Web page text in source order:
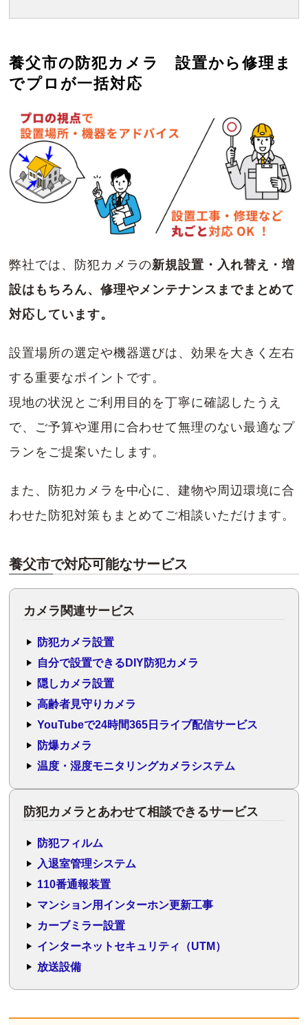
養父市の防犯カメラ 設置から修理ま
でプロが一括対応
弊社では、防犯カメラの新規設置・入れ替え・増
設はもちろん、修理やメンテナンスまでまとめて
対応しています。
設置場所の選定や機器選びは、効果を大きく左右
する重要なポイントです。
現地の状況とご利用目的を丁寧に確認したうえ
で、ご予算や運用に合わせて無理のない最適なプ
ランをご提案いたします。
また、防犯カメラを中心に、建物や周辺環境に合
わせた防犯対策もまとめてご相談いただけます。
養父市で対応可能なサービス
カメラ関連サービス
防犯カメラ設置
自分で設置できるDIY防犯カメラ
隠しカメラ設置
高齢者見守りカメラ
YouTubeで24時間365日ライブ配信サービス
防爆カメラ
温度・湿度モニタリングカメラシステム
防犯カメラとあわせて相談できるサービス
防犯フィルム
入退室管理システム
110番通報装置
マンション用インターホン更新工事
カーブミラー設置
インターネットセキュリティ（UTM）
放送設備